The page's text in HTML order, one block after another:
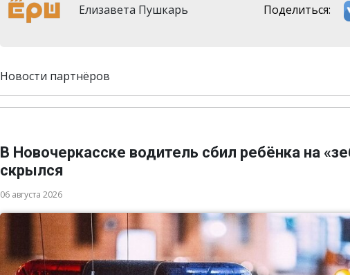
Елизавета Пушкарь Поделиться:
Новости партнёров
В Новочеркасске водитель сбил ребёнка на
скрылся
06 августа 2026